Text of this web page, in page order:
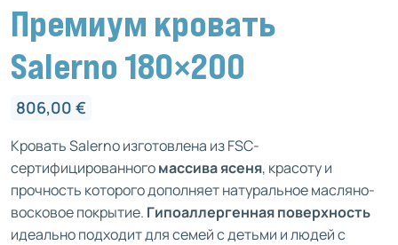
Премиум кровать
Salerno 180×200
806,00 €
Кровать Salerno изготовлена из FSC-
сертифицированногомассива ясеня, красоту и
прочность которого дополняет натуральное масляно-
восковое покрытие. Гипоаллергенная поверхность
идеально подходит для семей с детьми и людей с